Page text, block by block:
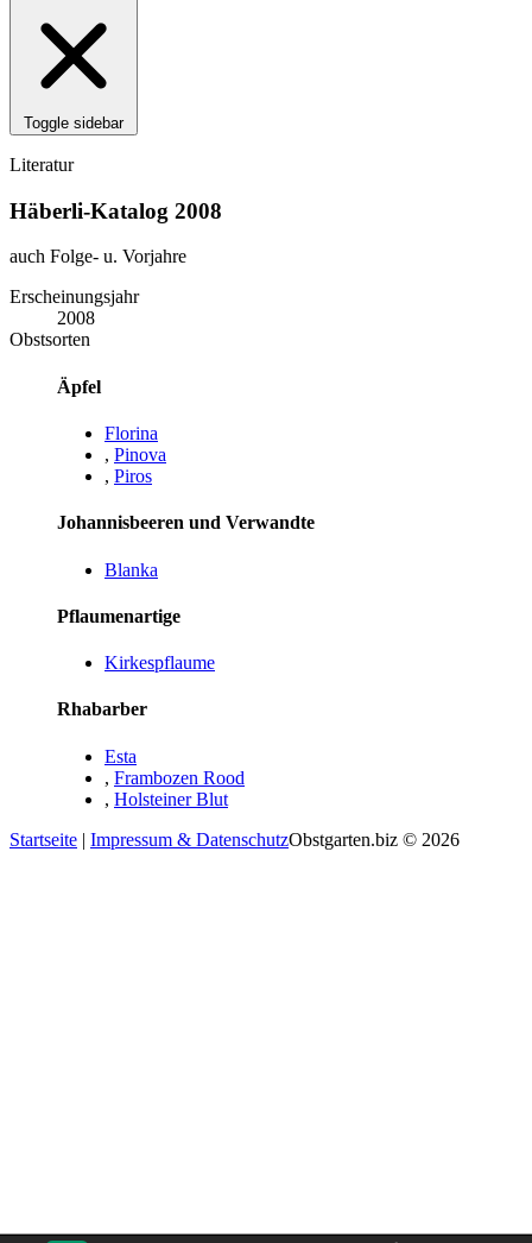
Toggle sidebar
Literatur
Häberli-Katalog 2008
auch Folge- u. Vorjahre
Erscheinungsjahr
2008
Obstsorten
Äpfel
Florina
, Pinova
, Piros
Johannisbeeren und Verwandte
Blanka
Pflaumenartige
Kirkespflaume
Rhabarber
Esta
, Frambozen Rood
, Holsteiner Blut
Startseite | Impressum & DatenschutzObstgarten.biz © 2026